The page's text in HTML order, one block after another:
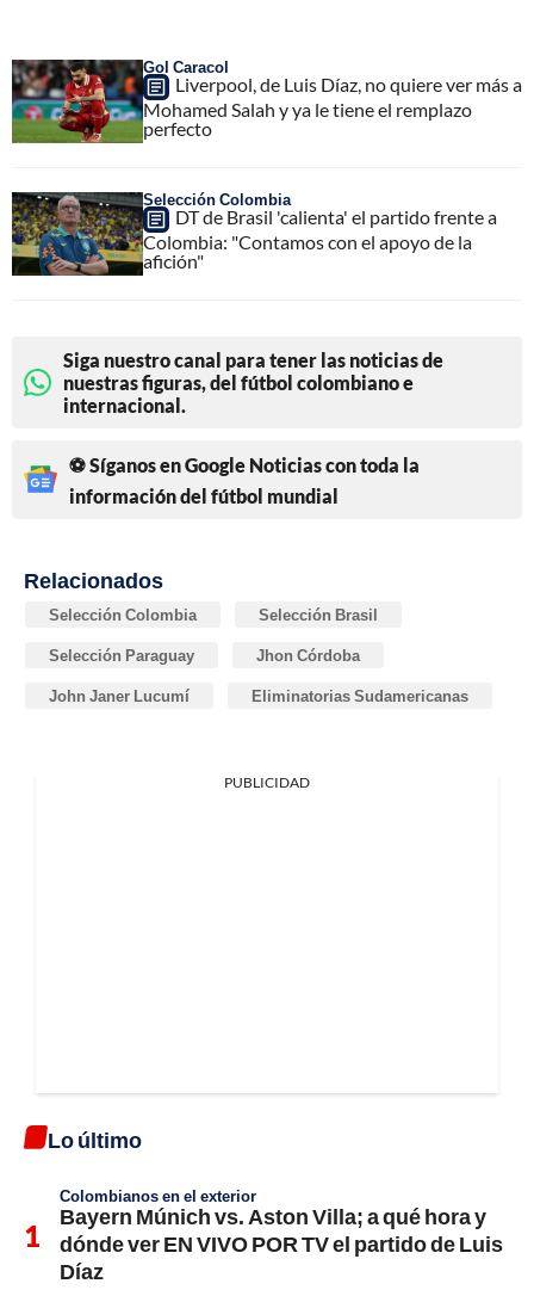
Gol Caracol
Liverpool, de Luis Díaz, no quiere ver más a
Mohamed Salah y ya le tiene el remplazo
perfecto
Selección Colombia
DT de Brasil 'calienta' el partido frente a
Colombia: "Contamos con el apoyo de la
afición"
Siga nuestro canal para tener las noticias de
nuestras figuras, del fútbol colombiano e
internacional.
⚽ Síganos en Google Noticias con toda la
información del fútbol mundial
Relacionados
Selección Colombia Selección Brasil
Selección Paraguay Jhon Córdoba
John Janer Lucumí Eliminatorias Sudamericanas
PUBLICIDAD
Lo último
Colombianos en el exterior
Bayern Múnich vs. Aston Villa; a qué hora y
dónde ver EN VIVO POR TV el partido de Luis
Díaz